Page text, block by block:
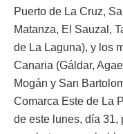
Puerto de La Cruz,
Matanza, El Sauzal,
de La Laguna), y los
Canaria (Gáldar,
Mogán y San
Comarca Este de La
de este lunes, día 31,